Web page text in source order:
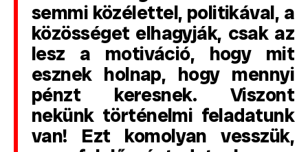
semmi közélettel, politikával, a
közösséget elhagyják, csak az
lesz a motiváció, hogy mit
esznek holnap, hogy mennyi
pénzt keresnek. Viszont
nekünk történelmi feladatunk
van! Ezt komolyan vesszük,